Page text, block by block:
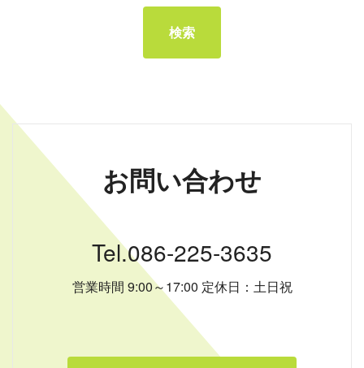
お問い合わせ
Tel.086-225-3635
営業時間 9:00～17:00 定休日：土日祝